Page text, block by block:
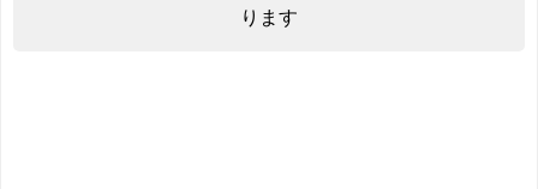
ります